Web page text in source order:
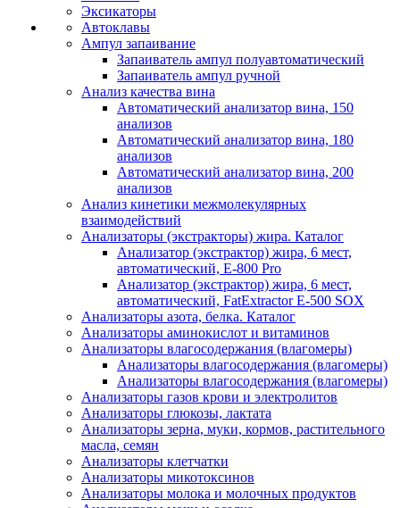
Эксикаторы
Автоклавы
Ампул запаивание
Запаиватель ампул полуавтоматический
Запаиватель ампул ручной
Анализ качества вина
Автоматический анализатор вина, 150
анализов
Автоматический анализатор вина, 180
анализов
Автоматический анализатор вина, 200
анализов
Анализ кинетики межмолекулярных
взаимодействий
Анализаторы (экстракторы) жира. Каталог
Анализатор (экстрактор) жира, 6 мест,
автоматический, E-800 Pro
Анализатор (экстрактор) жира, 6 мест,
автоматический, FatExtractor E-500 SOX
Анализаторы азота, белка. Каталог
Анализаторы аминокислот и витаминов
Анализаторы влагосодержания (влагомеры)
Анализаторы влагосодержания (влагомеры)
Анализаторы влагосодержания (влагомеры)
Анализаторы газов крови и электролитов
Анализаторы глюкозы, лактата
Анализаторы зерна, муки, кормов, растительного
масла, семян
Анализаторы клетчатки
Анализаторы микотоксинов
Анализаторы молока и молочных продуктов